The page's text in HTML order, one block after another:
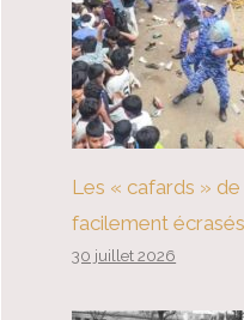
Les « cafards » de
facilement
30 juillet 2026